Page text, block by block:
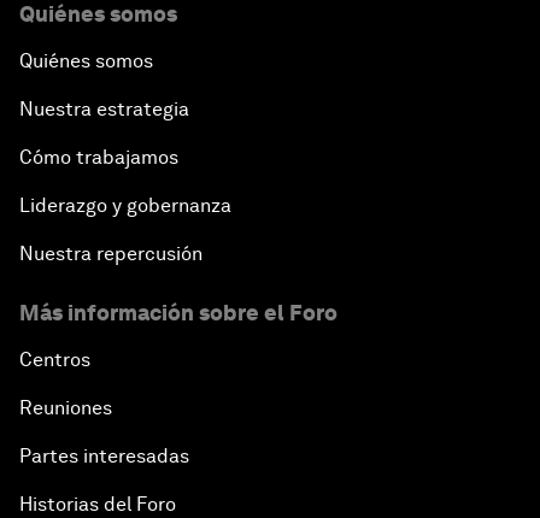
Quiénes somos
Quiénes somos
Nuestra estrategia
Cómo trabajamos
Liderazgo y gobernanza
Nuestra repercusión
Más información sobre el Foro
Centros
Reuniones
Partes interesadas
Historias del Foro